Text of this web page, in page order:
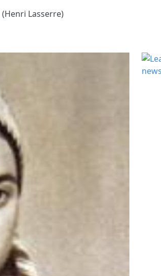
Lasserre)